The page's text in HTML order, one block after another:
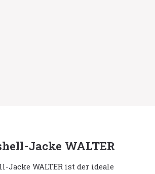
Jacke WALTER
Jacke WALTER ist der ideale